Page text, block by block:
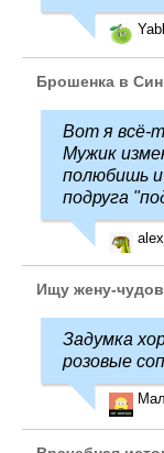
Брошенка в
Вот я всё-
Мужик
полюбишь
подруга
Ищу жену-
Задумка
розовые